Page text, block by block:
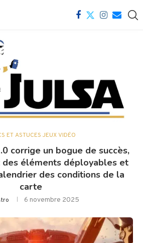
ET ASTUCES JEUX VIDÉO
corrige un bogue de succès,
des éléments déployables et
des conditions de la
carte
6 novembre 2025